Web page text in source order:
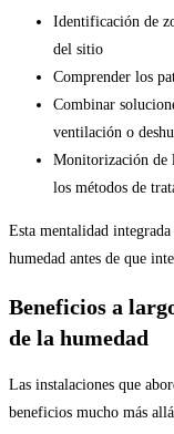
Identificación de
del sitio
Comprender los
Combinar
ventilación o
Monitorización de
los métodos de
Esta mentalidad
humedad antes de que
Beneficios a
de la humedad
Las instalaciones que
beneficios mucho más